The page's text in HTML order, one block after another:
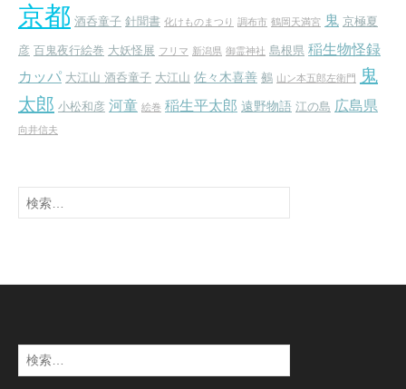
京都 酒呑童子 針聞書 化けものまつり 調布市 鶴岡天満宮 鬼 京極夏
彦 百鬼夜行絵巻 大妖怪展 フリマ 新潟県 御霊神社 島根県 稲生物怪録
カッパ 大江山 酒呑童子 大江山 佐々木喜善 鵺 山ン本五郎左衛門
鬼
太郎 小松和彦 河童 絵巻 稲生平太郎 遠野物語 江の島 広島県
向井信夫
検
索:
検
索: